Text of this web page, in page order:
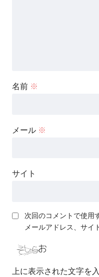
名前 ※
メール ※
サイト
次回のコメントで使用
メールアドレス、サイ
上に表示された文字を